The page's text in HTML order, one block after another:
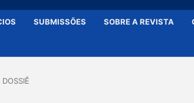
SUBMISSÕES SOBRE A REVISTA
DOSSIÊ